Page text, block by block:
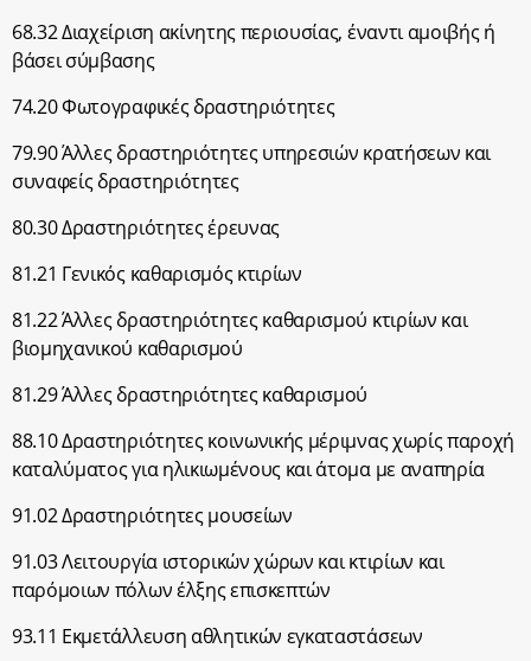
68.32 Διαχείριση ακίνητης περιουσίας, έναντι αμοιβής ή
βάσει σύμβασης
74.20 Φωτογραφικές δραστηριότητες
79.90 Άλλες δραστηριότητες υπηρεσιών κρατήσεων και
συναφείς δραστηριότητες
80.30 Δραστηριότητες έρευνας
81.21 Γενικός καθαρισμός κτιρίων
81.22 Άλλες δραστηριότητες καθαρισμού κτιρίων και
βιομηχανικού καθαρισμού
81.29 Άλλες δραστηριότητες καθαρισμού
88.10 Δραστηριότητες κοινωνικής μέριμνας χωρίς παροχή
καταλύματος για ηλικιωμένους και άτομα με αναπηρία
91.02 Δραστηριότητες μουσείων
91.03 Λειτουργία ιστορικών χώρων και κτιρίων και
παρόμοιων πόλων έλξης επισκεπτών
93.11 Εκμετάλλευση αθλητικών εγκαταστάσεων